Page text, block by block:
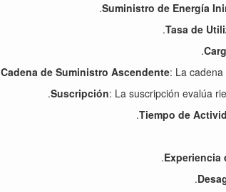
Suministro de Energía
Tasa de
Cadena de Suministro Ascendente: La
Suscripción: La suscripción evalúa
Tiempo de
Experiencia